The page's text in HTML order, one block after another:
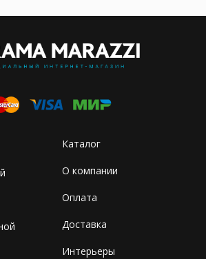
Каталог
О компании
Оплата
Доставка
Интерьеры